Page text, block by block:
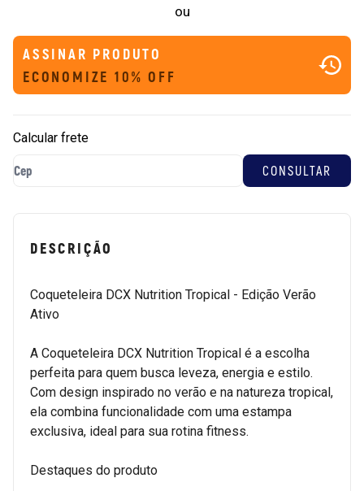
ou
ASSINAR PRODUTO
ECONOMIZE 10% OFF
Calcular frete
DESCRIÇÃO
Coqueteleira DCX Nutrition Tropical - Edição Verão
Ativo
A Coqueteleira DCX Nutrition Tropical é a escolha
perfeita para quem busca leveza, energia e estilo.
Com design inspirado no verão e na natureza tropical,
ela combina funcionalidade com uma estampa
exclusiva, ideal para sua rotina fitness.
Destaques do produto